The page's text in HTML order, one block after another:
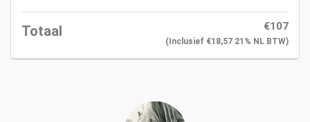
Totaal €107
(inclusief €18,57 21% NL BTW)